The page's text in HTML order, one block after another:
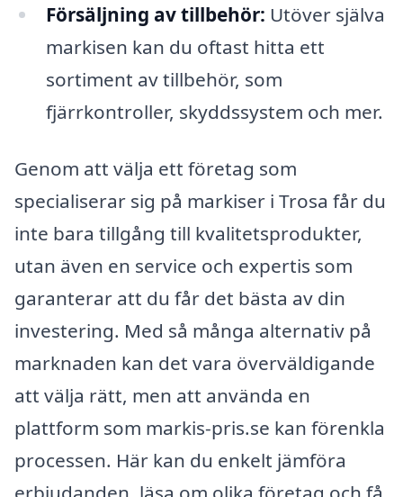
Försäljning av tillbehör: Utöver själva
markisen kan du oftast hitta ett
sortiment av tillbehör, som
fjärrkontroller, skyddssystem och mer.
Genom att välja ett företag som
specialiserar sig på markiser i Trosa får du
inte bara tillgång till kvalitetsprodukter,
utan även en service och expertis som
garanterar att du får det bästa av din
investering. Med så många alternativ på
marknaden kan det vara överväldigande
att välja rätt, men att använda en
plattform som markis-pris.se kan förenkla
processen. Här kan du enkelt jämföra